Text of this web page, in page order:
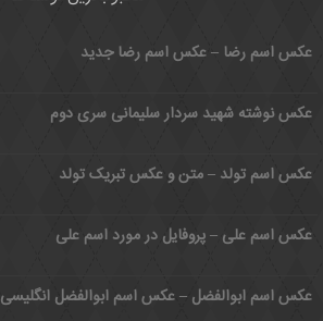
عکس اسم رضا – عکس اسم رضا جدید
عکس نوشته شهید سردار سلیمانی سری دوم
عکس اسم تولد – متن و عکس تبریک تولد
عکس اسم علی – پروفایل در مورد اسم علی
عکس اسم ابوالفضل – عکس اسم ابوالفضل انگلیسی